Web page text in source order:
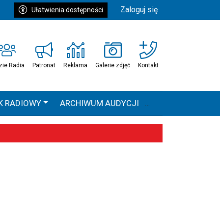
Ułatwienia dostępności Zaloguj się
Radia Patronat Reklama Galerie zdjęć Kontakt
RADIOWY ARCHIWUM AUDYCJI
HEAVEN TOUR